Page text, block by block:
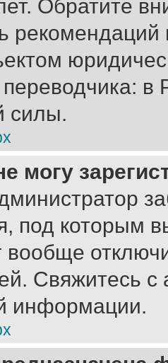
Обратите
в
силы.
могу
под которым
вообще
Свяжитесь
информации.